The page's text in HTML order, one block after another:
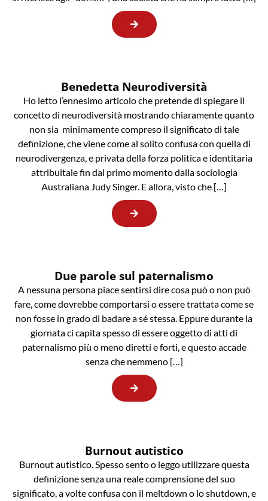
Benedetta Neurodiversità
Ho letto l’ennesimo articolo che pretende di spiegare il
concetto di neurodiversità mostrando chiaramente quanto
non sia minimamente compreso il significato di tale
definizione, che viene come al solito confusa con quella di
neurodivergenza, e privata della forza politica e identitaria
attribuitale fin dal primo momento dalla sociologia
Australiana Judy Singer. E allora, visto che […]
Due parole sul paternalismo
A nessuna persona piace sentirsi dire cosa può o non può
fare, come dovrebbe comportarsi o essere trattata come se
non fosse in grado di badare a sé stessa. Eppure durante la
giornata ci capita spesso di essere oggetto di atti di
paternalismo più o meno diretti e forti, e questo accade
senza che nemmeno […]
Burnout autistico
Burnout autistico. Spesso sento o leggo utilizzare questa
definizione senza una reale comprensione del suo
significato, a volte confusa con il meltdown o lo shutdown, e